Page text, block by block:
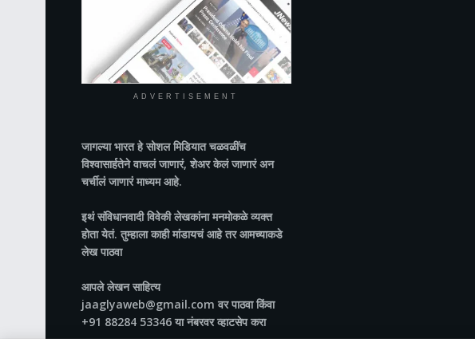
ADVERTISEMENT
जागल्या भारतहे सोशल मिडियात चळवळींच
विश्वासार्हतेने वाचलं जाणारं, शेअर केलं जाणारं अन
चर्चीलं जाणारं माध्यम आहे.
इथं संविधानवादी विवेकी लेखकांना मनमोकळे व्यक्त
होता येतं. तुम्हाला काही मांडायचं आहे तर आमच्याकडे
लेख पाठवा
आपले लेखन साहित्य
jaaglyaweb@gmail.com वर पाठवा किंवा
+91 88284 53346 या नंबरवर व्हाटसेप करा